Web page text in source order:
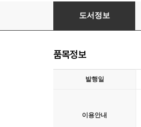
엄마의 재테크 미쳐도 좋아
도서정보
품목정보
발행일
이용안내